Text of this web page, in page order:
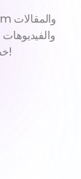
خطافات قابلة للانتشار فوراً. جربه الآن!